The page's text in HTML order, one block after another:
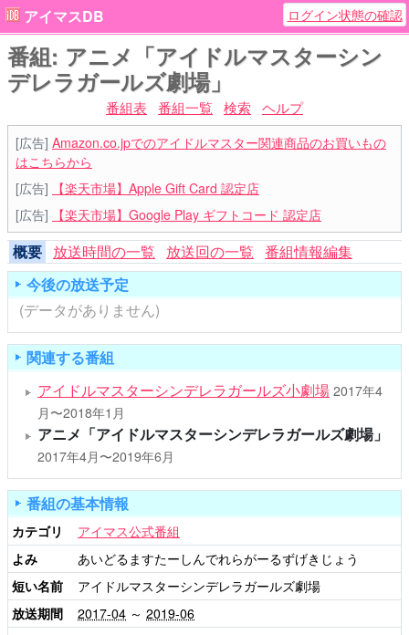
アイマスDB ログイン状態の確認
番組: アニメ「アイドルマスターシン
デレラガールズ劇場」
番組表 番組一覧 検索 ヘルプ
[広告] Amazon.co.jpでのアイドルマスター関連商品のお買いもの
はこちらから
[広告]
【楽天市場】Apple Gift Card 認定店
[広告]
【楽天市場】Google Play ギフトコード 認定店
概要 放送時間の一覧 放送回の一覧 番組情報編集
今後の放送予定
(データがありません)
関連する番組
アイドルマスターシンデレラガールズ小劇場 2017年4
月〜2018年1月
アニメ「アイドルマスターシンデレラガールズ劇場」
2017年4月〜2019年6月
番組の基本情報
カテゴリ
アイマス公式番組
よみ
あいどるますたーしんでれらがーるずげきじょう
短い名前
アイドルマスターシンデレラガールズ劇場
放送期間
2017-04 ～ 2019-06